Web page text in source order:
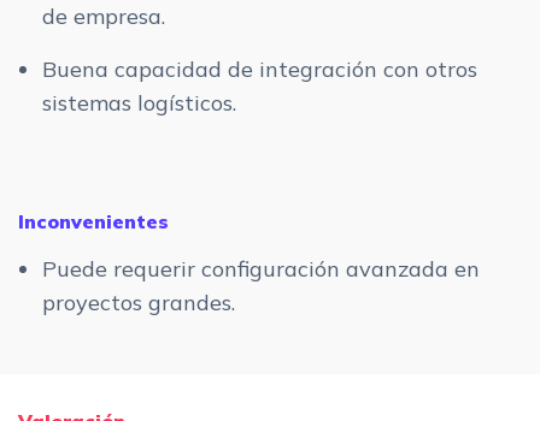
de empresa.
Buena capacidad de integración con otros
sistemas logísticos.
Inconvenientes
Puede requerir configuración avanzada en
proyectos grandes.